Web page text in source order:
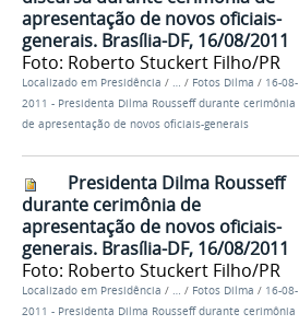
apresentação de novos oficiais-
generais. Brasília-DF, 16/08/2011
Foto: Roberto Stuckert Filho/PR
Localizado em Presidência / … / Fotos Dilma / 16-08-
2011 - Presidenta Dilma Rousseff durante cerimônia
de apresentação de novos oficiais-generais
Presidenta Dilma Rousseff
durante cerimônia de
apresentação de novos oficiais-
generais. Brasília-DF, 16/08/2011
Foto: Roberto Stuckert Filho/PR
Localizado em Presidência / / Fotos Dilma / 16-08-
2011 - Presidenta Dilma Rousseff durante cerimônia